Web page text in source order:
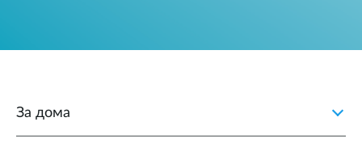
За дома